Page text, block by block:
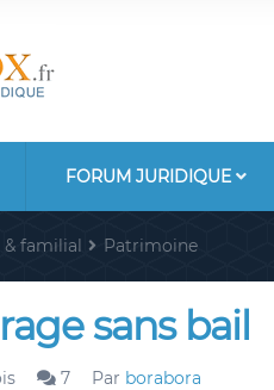
FORUM JURIDIQUE
familial Patrimoine
sans bail
7 Par borabora